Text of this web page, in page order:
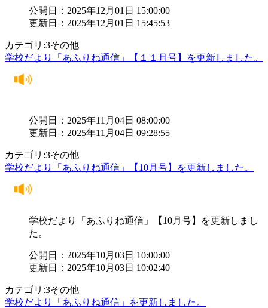
公開日：2025年12月01日 15:00:00
更新日：2025年12月01日 15:45:53
カテゴリ:3その他
学校だより「あふりね通信」【１１月号】を更新しました。
公開日：2025年11月04日 08:00:00
更新日：2025年11月04日 09:28:55
カテゴリ:3その他
学校だより「あふりね通信」【10月号】を更新しました。
学校だより「あふりね通信」【10月号】を更新しまし
た。
公開日：2025年10月03日 10:00:00
更新日：2025年10月03日 10:02:40
カテゴリ:3その他
学校だより「あふりね通信」を更新しました。